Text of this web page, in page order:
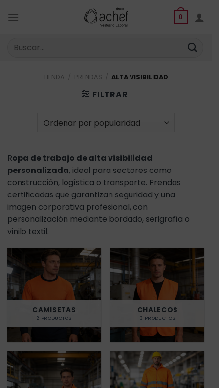
0
Buscar
TIENDA PRENDAS ALTA VISIBILIDAD
FILTRAR
Ropa de trabajo de alta visibilidad
personalizada, ideal para sectores como
construcción, logística o transporte. Prendas
certificadas que garantizan seguridad y una
imagen corporativa profesional, con
personalización mediante bordado, serigrafía o
vinilo textil.
CAMISETAS
2 PRODUCTOS
CHALECOS
3 PRODUCTOS